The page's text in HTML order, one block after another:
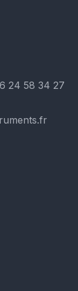
24 58 34 27